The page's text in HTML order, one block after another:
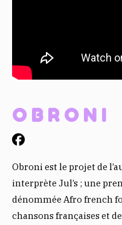
OBRONI
Obroni est le projet de
interprète Jul’s ; une
dénommée Afro french
chansons françaises et